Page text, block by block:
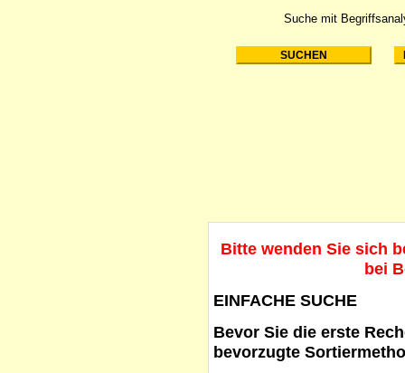
Suche mit
Bitte wenden Sie sich
bei
EINFACHE SUCHE
Bevor Sie die erste
bevorzugte